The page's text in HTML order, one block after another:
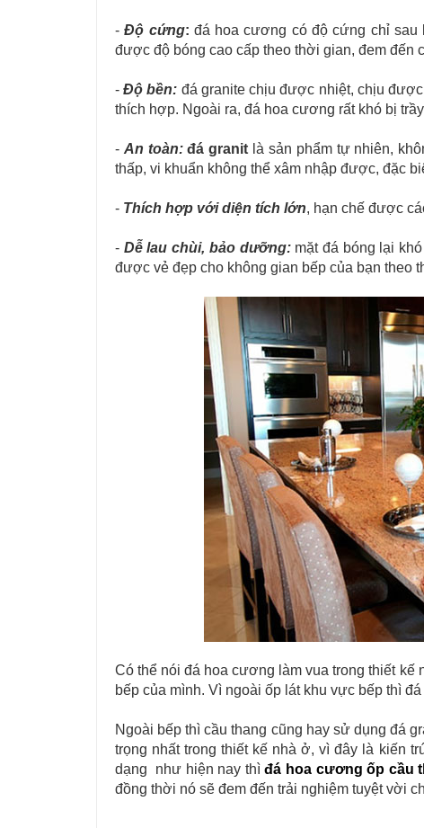
-Độ cứng: đá hoa cương có độ cứng chỉ sau
được độ bóng cao cấp theo thời gian, đem đến
-Độ bền: đá granite chịu được nhiệt, chịu
thích hợp. Ngoài ra, đá hoa cương rất khó bị
- An toàn: đá granit là sản phẩm tự nhiên,
thấp, vi khuẩn không thể xâm nhập được, đặc
- Thích hợp với diện tích lớn, hạn chế được
- Dễ lau chùi, bảo dưỡng: mặt đá bóng lại
được vẻ đẹp cho không gian bếp của bạn theo
Có thể nói đá hoa cương làm vua trong thiết kế
bếp của mình. Vì ngoài ốp lát khu vực bếp thì
Ngoài bếp thì cầu thang cũng hay sử dụng đá
trọng nhất trong thiết kế nhà ở, vì đây là kiến
dạng như hiện nay thìđá hoa cương ốp cầu
đồng thời nó sẽ đem đến trải nghiệm tuyệt vời